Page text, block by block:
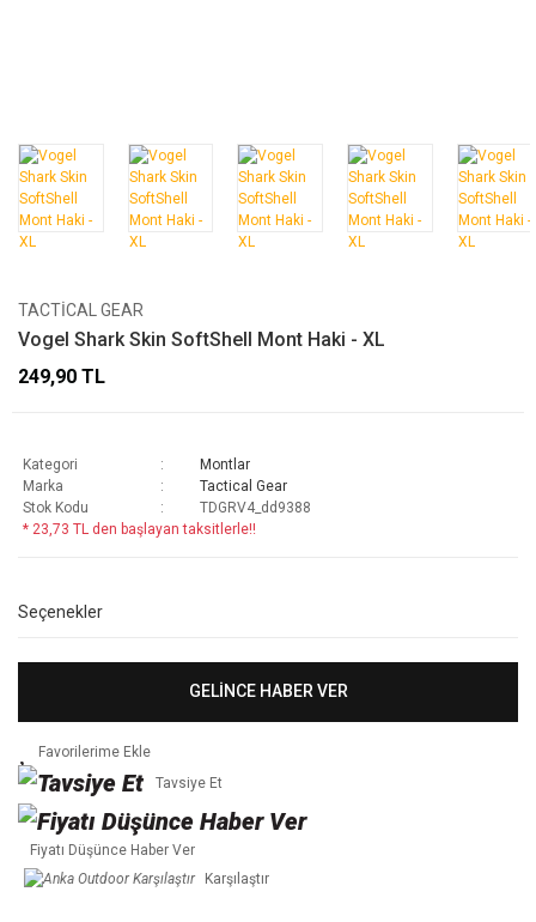
TACTICAL GEAR
Vogel Shark Skin SoftShell Mont Haki - XL
249,90 TL
Kategori
Montlar
Marka
Tactical Gear
Stok Kodu
TDGRV4_dd9388
* 23,73 TL den başlayan taksitlerle!!
Seçenekler
GELİNCE HABER VER
Tavsiye Et
Fiyatı Düşünce Haber Ver
Karşılaştır